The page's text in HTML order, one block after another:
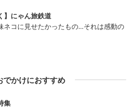
】にゃん旅鉄道
ネコに見せたかったもの…それは感動の
でかけにおすすめ
集